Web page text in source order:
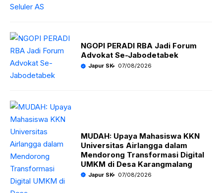
NGOPI PERADI RBA Jadi Forum
Advokat Se-Jabodetabek
Japur SK 07/08/2026
MUDAH: Upaya Mahasiswa KKN
Universitas Airlangga dalam
Mendorong Transformasi Digital
UMKM di Desa Karangmalang
Japur SK 07/08/2026